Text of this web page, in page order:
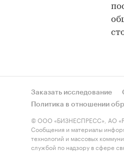
Заказать исследование
Политика в отношении
© ООО «БИЗНЕСПРЕСС», АО
Сообщения и материалы
технологий и массовых
службой по надзору в сфере